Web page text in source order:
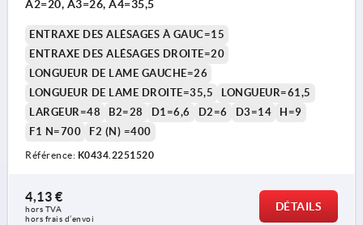
A2=20, A3=26, A4=35,5
ENTRAXE DES ALÉSAGES À GAUC=15
ENTRAXE DES ALÉSAGES DROITE=20
LONGUEUR DE LAME GAUCHE=26
LONGUEUR DE LAME DROITE=35,5
LONGUEUR=61,5
LARGEUR=48
B2=28 D1=6,6 D2=6 D3=14
H=9
F1 N=700
F2 (N) =400
Référence: K0434.2251520
4,13 €
hors TVA
hors frais d’envoi
DÉTAILS